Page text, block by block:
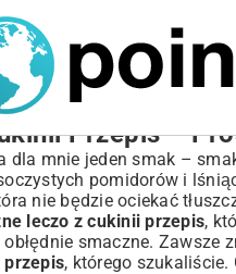
Przepis –
dla mnie jeden smak –
pomidorów i
nie będzie ociekać
leczo z cukinii przepis,
smaczne.
przepis, którego